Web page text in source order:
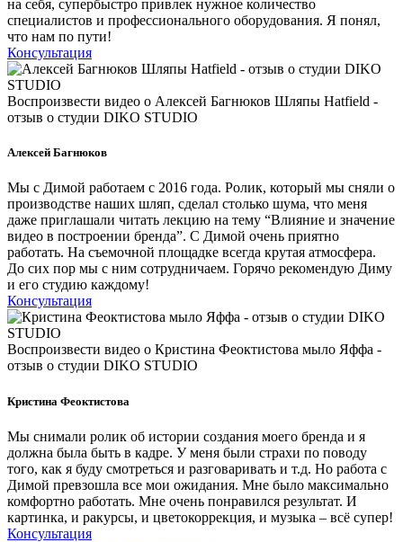
на себя, супербыстро привлек нужное количество
специалистов и профессионального оборудования. Я понял,
что нам по пути!
Консультация
Воспроизвести видео о Алексей Багнюков Шляпы Hatfield -
отзыв о студии DIKO STUDIO
Алексей Багнюков
Мы с Димой работаем с 2016 года. Ролик, который мы сняли о
производстве наших шляп, сделал столько шума, что меня
даже приглашали читать лекцию на тему “Влияние и значение
видео в построении бренда”. С Димой очень приятно
работать. На съемочной площадке всегда крутая атмосфера.
До сих пор мы с ним сотрудничаем. Горячо рекомендую Диму
и его студию каждому!
Консультация
Воспроизвести видео о Кристина Феоктистова мыло Яффа -
отзыв о студии DIKO STUDIO
Кристина Феоктистова
Мы снимали ролик об истории создания моего бренда и я
должна была быть в кадре. У меня были страхи по поводу
того, как я буду смотреться и разговаривать и т.д. Но работа с
Димой превзошла все мои ожидания. Мне было максимально
комфортно работать. Мне очень понравился результат. И
картинка, и ракурсы, и цветокоррекция, и музыка – всё супер!
Консультация